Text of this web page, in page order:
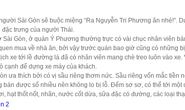
Sài Gòn sẽ buộc miệng “Ra Nguyễn Tri Phương ăn nhé!".
trưng của người Thái.
Sài Gòn, ở quán Ý Phương thường trực có vài chục nhân viên
mua về nhà ăn, bởi vậy trước quán bao giờ cũng có những
xe tới lề đường là đã có nhân viên mang chè treo luôn vào xe.
cạnh để dựng xe máy của khách.
ưa thích bởi có vị sầu riêng thơm nức. Sầu riêng vốn mắc tiền
được số nhiều nên không lo bị lỗ. Đếm sơ sơ, có thể tới một
hạt thốt nốt, nhãn, nước cốt dừa, sữa đặc có đường, các loại